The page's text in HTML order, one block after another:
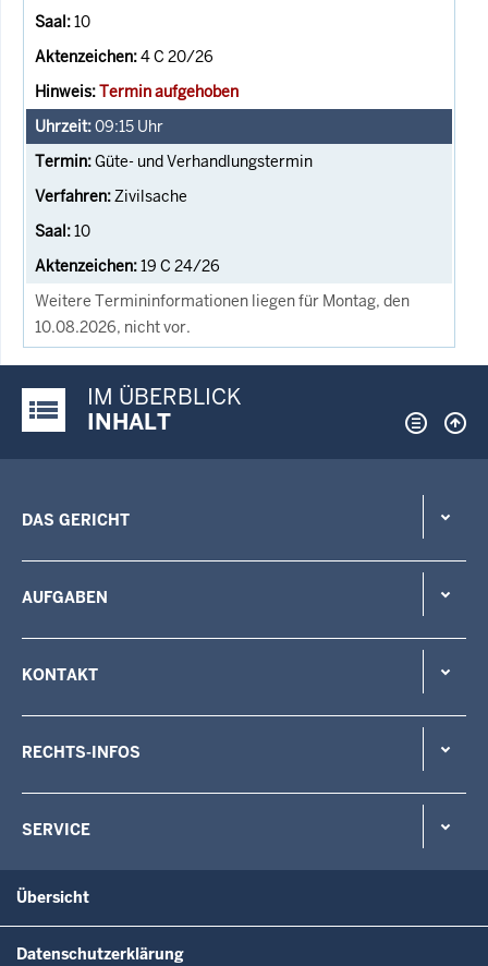
10
4 C 20/26
Termin aufgehoben
09:15 Uhr
Güte- und Verhandlungstermin
Zivilsache
10
19 C 24/26
Weitere Termininformationen liegen für Montag, den
10.08.2026, nicht vor.
Justiz-Portal im Überblick:
IM ÜBERBLICK
INHALT
DAS GERICHT
AUFGABEN
KONTAKT
RECHTS-INFOS
SERVICE
Übersicht
Datenschutzerklärung